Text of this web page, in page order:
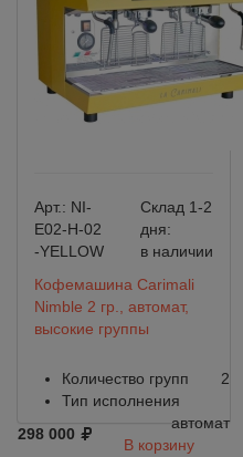
Арт.: NI-
E02-H-02
-YELLOW
Склад 1-2
дня:
в наличии
Кофемашина Carimali
Nimble 2 гр., автомат,
высокие группы
Количество групп
2
Тип исполнения
автомат
298 000
В корзину